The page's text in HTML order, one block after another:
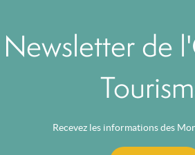
Newsletter de l'Office de
Recevez les informations des